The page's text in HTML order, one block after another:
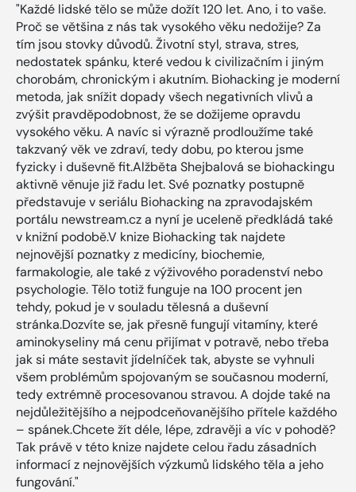
"Každé lidské tělo se může dožít 120 let. Ano, i to vaše.
Proč se většina z nás tak vysokého věku nedožije? Za
tím jsou stovky důvodů. Životní styl, strava, stres,
nedostatek spánku, které vedou k civilizačním i jiným
chorobám, chronickým i akutním. Biohacking je moderní
metoda, jak snížit dopady všech negativních vlivů a
zvýšit pravděpodobnost, že se dožijeme opravdu
vysokého věku. A navíc si výrazně prodloužíme také
takzvaný věk ve zdraví, tedy dobu, po kterou jsme
fyzicky i duševně fit.Alžběta Shejbalová se biohackingu
aktivně věnuje již řadu let. Své poznatky postupně
představuje v seriálu Biohacking na zpravodajském
portálu newstream.cz a nyní je uceleně předkládá také
v knižní podobě.V knize Biohacking tak najdete
nejnovější poznatky z medicíny, biochemie,
farmakologie, ale také z výživového poradenství nebo
psychologie. Tělo totiž funguje na 100 procent jen
tehdy, pokud je v souladu tělesná a duševní
stránka.Dozvíte se, jak přesně fungují vitamíny, které
aminokyseliny má cenu přijímat v potravě, nebo třeba
jak si máte sestavit jídelníček tak, abyste se vyhnuli
všem problémům spojovaným se současnou moderní,
tedy extrémně procesovanou stravou. A dojde také na
nejdůležitějšího a nejpodceňovanějšího přítele každého
– spánek.Chcete žít déle, lépe, zdravěji a víc v pohodě?
Tak právě v této knize najdete celou řadu zásadních
informací z nejnovějších výzkumů lidského těla a jeho
fungování."